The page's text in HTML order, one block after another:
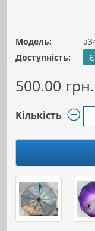
Модель:
Доступність:
500.00 грн.
Кількість